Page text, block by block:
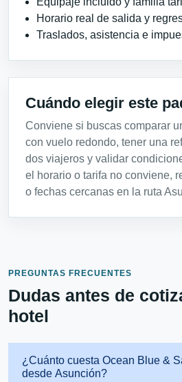
Horario real de salida y
Traslados, asistencia e
Cuándo elegir este
Conviene si buscas comparar
con vuelo redondo, tener una
dos viajeros y validar
el horario o tarifa no conviene,
o fechas cercanas en la ruta
PREGUNTAS FRECUENTES
Dudas antes de
hotel
¿Cuánto cuesta Ocean Blue &
desde Asunción?